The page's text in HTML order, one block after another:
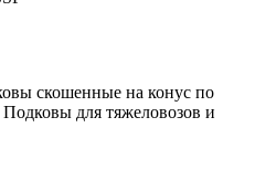
скошенные на конус по
для тяжеловозов и